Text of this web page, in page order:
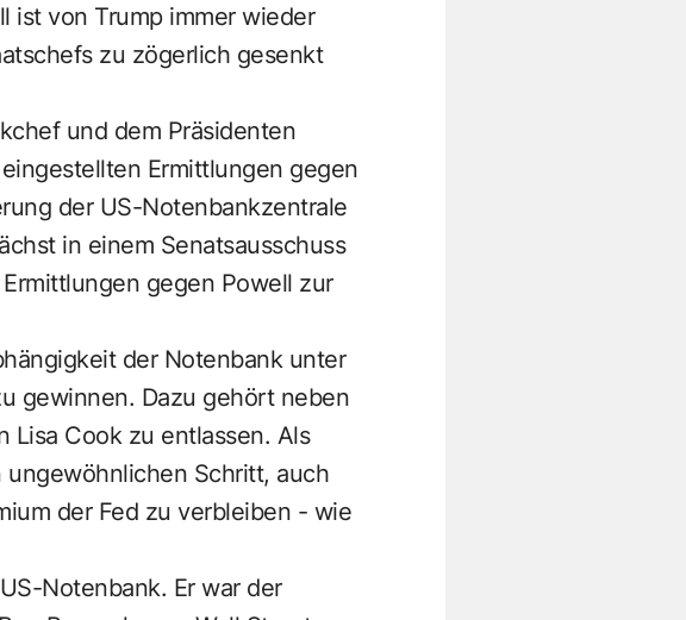
ist von Trump immer wieder
zu zögerlich gesenkt
und dem Präsidenten
Ermittlungen gegen
der US-Notenbankzentrale
in einem Senatsausschuss
gegen Powell zur
der Notenbank unter
gewinnen. Dazu gehört neben
Lisa Cook zu entlassen. Als
Schritt, auch
der Fed zu verbleiben - wie
Notenbank. Er war der